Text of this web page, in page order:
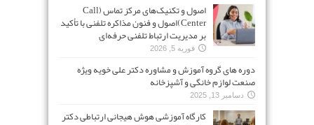
اصول و تکنیک‌های مرکز تماس (Call
Center)اصول و فنون مذاکره تلفنی با تأکید
بر مدیریت ارتباط تلفنی حرفه‌ای
فوریه 5, 2026
دوره های گروه آموزش و مشاوره دکتر علی خویه ویژه
صنعت لوازم خانگی و آشپزخانه
دسامبر 13, 2025
کارگاه آموزشی هوش هیجانی ارتباطی دکتر